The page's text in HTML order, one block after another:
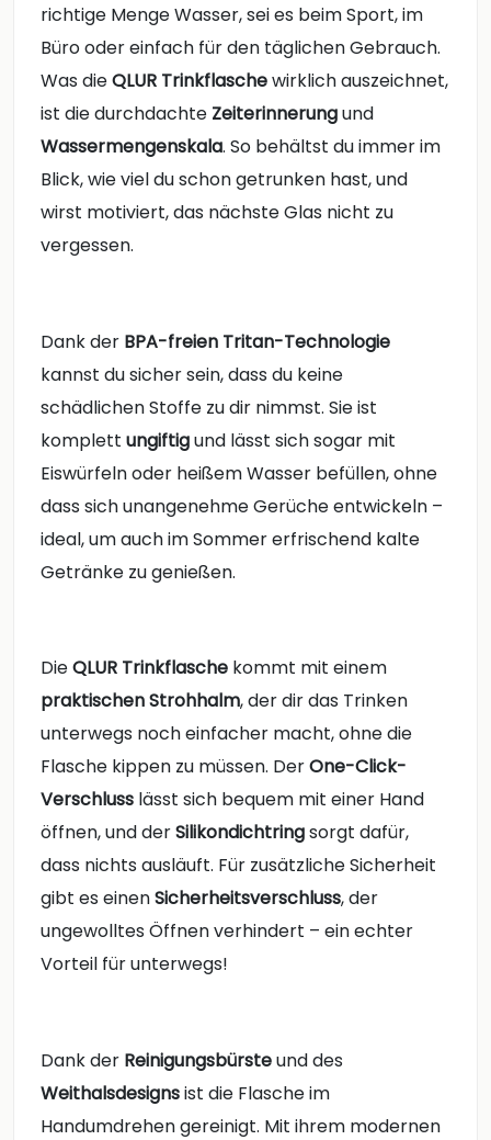
richtige Menge Wasser, sei es beim Sport, im
Büro oder einfach für den täglichen Gebrauch.
Was dieQLUR Trinkflaschewirklich auszeichnet,
ist die durchdachte Zeiterinnerungund
Wassermengenskala. So behältst du immer im
Blick, wie viel du schon getrunken hast, und
wirst motiviert, das nächste Glas nicht zu
vergessen.
Dank der BPA-freien Tritan-Technologie
kannst du sicher sein, dass du keine
schädlichen Stoffe zu dir nimmst. Sie ist
komplett ungiftigund lässt sich sogar mit
Eiswürfeln oder heißem Wasser befüllen, ohne
dass sich unangenehme Gerüche entwickeln –
ideal, um auch im Sommer erfrischend kalte
Getränke zu genießen.
DieQLUR Trinkflasche kommt mit einem
praktischen Strohhalm, der dir das Trinken
unterwegs noch einfacher macht, ohne die
Flasche kippen zu müssen. DerOne-Click-
Verschluss lässt sich bequem mit einer Hand
öffnen, und derSilikondichtringsorgt dafür,
dass nichts ausläuft. Für zusätzliche Sicherheit
gibt es einenSicherheitsverschluss, der
ungewolltes Öffnen verhindert – ein echter
Vorteil für unterwegs!
Dank der Reinigungsbürsteund des
Weithalsdesignsist die Flasche im
Handumdrehen gereinigt. Mit ihrem modernen